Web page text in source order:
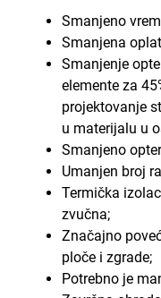
Smanjeno
Smanjena
Smanjenje
elemente za
projektovanje
u materijalu u
Smanjeno
Umanjen broj
Termička
zvučna;
Značajno
ploče i zgrade;
Potrebno je